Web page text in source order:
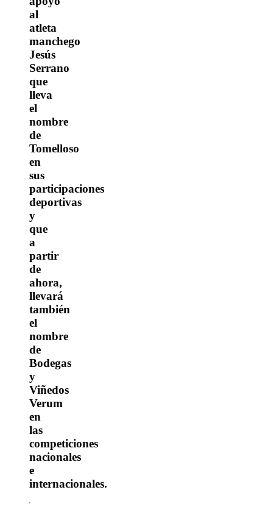
al
atleta
manchego
Jesús
Serrano
que
lleva
el
nombre
de
Tomelloso
en
sus
participaciones
deportivas
y
que
a
partir
de
ahora,
llevará
también
el
nombre
de
Bodegas
y
Viñedos
Verum
en
las
competiciones
nacionales
e
internacionales.